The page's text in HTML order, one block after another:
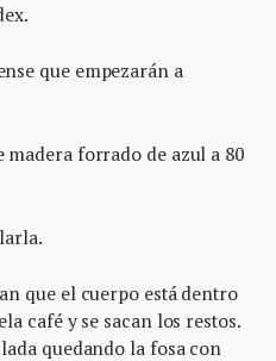
que empezarán a
madera forrado de azul a 80
que el cuerpo está dentro
café y se sacan los restos.
quedando la fosa con